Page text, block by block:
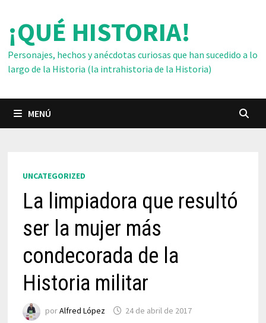
contenido
¡QUÉ HISTORIA!
Personajes, hechos y anécdotas curiosas que han sucedido a lo
largo de la Historia (la intrahistoria de la Historia)
MENÚ
UNCATEGORIZED
La limpiadora que resultó
ser la mujer más
condecorada de la
Historia militar
porAlfred López 24 de abril de 2017